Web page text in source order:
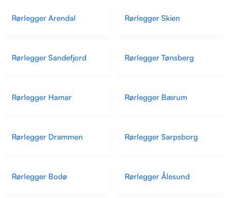
Rørlegger Arendal Rørlegger Skien
Rørlegger Sandefjord Rørlegger Tønsberg
Rørlegger Hamar Rørlegger Bærum
Rørlegger Drammen Rørlegger Sarpsborg
Rørlegger Bodø Rørlegger Ålesund